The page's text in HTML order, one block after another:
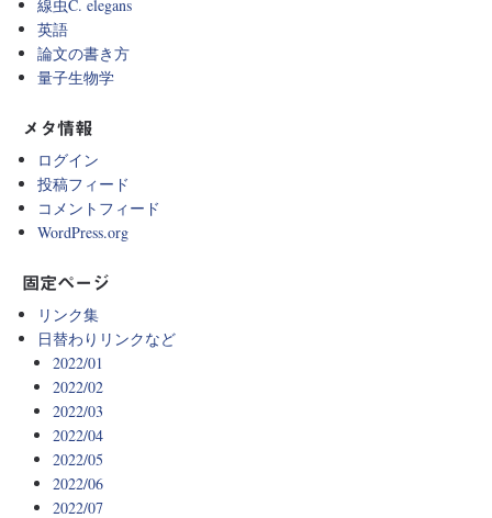
線虫C. elegans
英語
論文の書き方
量子生物学
メタ情報
ログイン
投稿フィード
コメントフィード
WordPress.org
固定ページ
リンク集
日替わりリンクなど
2022/01
2022/02
2022/03
2022/04
2022/05
2022/06
2022/07